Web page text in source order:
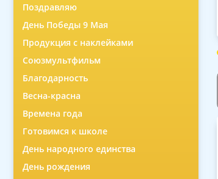
Поздравляю
День Победы 9 Мая
Продукция с наклейками
Союзмультфильм
Благодарность
Весна-красна
Времена года
Готовимся к школе
День народного единства
День рождения